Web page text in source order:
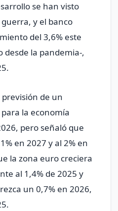
se han visto
y el banco
del 3,6% este
desde la pandemia-,
de un
la economía
pero señaló que
en 2027 y al 2% ​en
la zona euro creciera
al 1,4% de 2025 y
un 0,7% en 2026,